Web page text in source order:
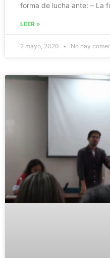
forma de lucha ante: – La
LEER »
2 mayo, 2020 No hay